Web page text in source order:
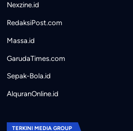
Nexzine.id
RedaksiPost.com
Massa.id
GarudaTimes.com
Sepak-Bola.id
AlquranOnline.id
TERKINI MEDIA GROUP